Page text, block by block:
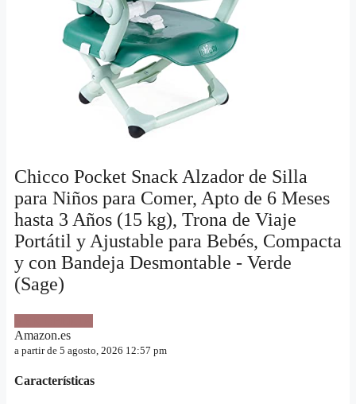
Chicco Pocket Snack Alzador de Silla
para Niños para Comer, Apto de 6 Meses
hasta 3 Años (15 kg), Trona de Viaje
Portátil y Ajustable para Bebés, Compacta
y con Bandeja Desmontable - Verde
(Sage)
Amazon.es
a partir de 5 agosto, 2026 12:57 pm
Características